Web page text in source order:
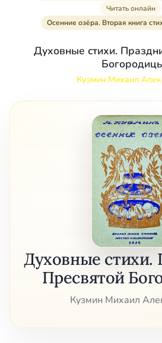
Читать онлайн
Осенние озёра. Вторая книга
Духовные стихи.
Кузмин Михаил
Духовные стихи.
Пресвятой
Кузмин Михаил